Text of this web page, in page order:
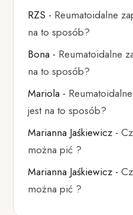
RZS - Reumatoidalne
na to sposób?
Bona - Reumatoidalne
na to sposób?
Mariola -
jest na to sposób?
Marianna Jaśkiewicz -
można pić ?
Marianna Jaśkiewicz -
można pić ?